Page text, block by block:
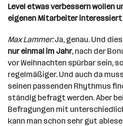
Level etwas verbessern wollen
eigenen Mitarbeiter interessiert
Max Lammer:Ja, genau. Und
nur einmal im Jahr, nach der
vor Weihnachten spürbar sein,
regelmäßiger. Und auch da
seinen passenden Rhythmus
ständig befragt werden. Aber
Befragungen mit
kann man schon sehr gut